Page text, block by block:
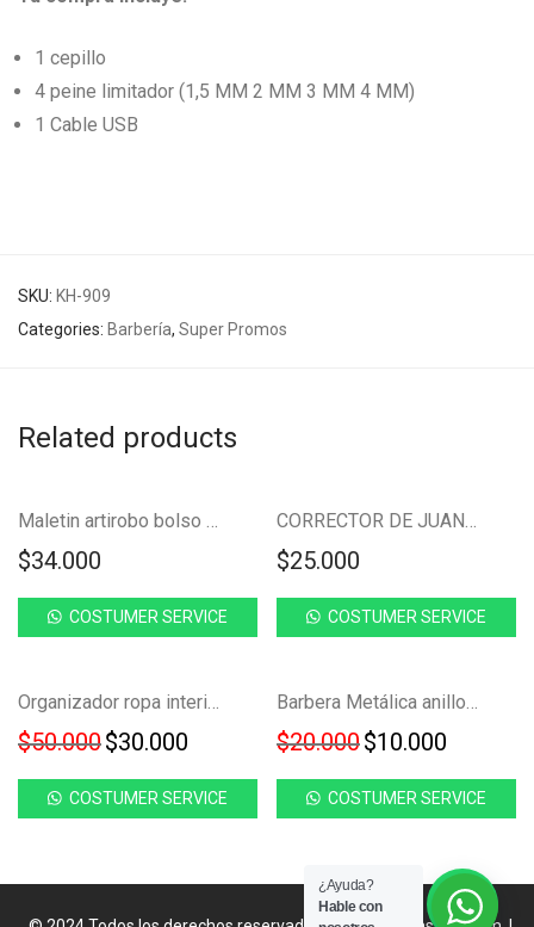
1 cepillo
4 peine limitador (1,5 MM 2 MM 3 MM 4 MM)
1 Cable USB
SKU: KH-909
Categories: Barbería, Super Promos
Related products
NUEVO!
Maletin artirobo bolso carga USB maleta bloqueo FK22B-129
$34.000
COSTUMER SERVICE
NUEVO!
CORRECTOR DE JUANETES GRADUABLE FK16-29
$25.000
COSTUMER SERVICE
-
NUEVO!
40%
Organizador ropa interior caja de almacenamiento PF152
$50.000Original price was: $50.000.
$30.000 Current price is: $30.000.
COSTUMER SERVICE
-50%
Barbera Metálica anillos KZ-79B
$20.000Original price
$10.000
COSTUMER SERVICE
¿Ayuda?
Hable con